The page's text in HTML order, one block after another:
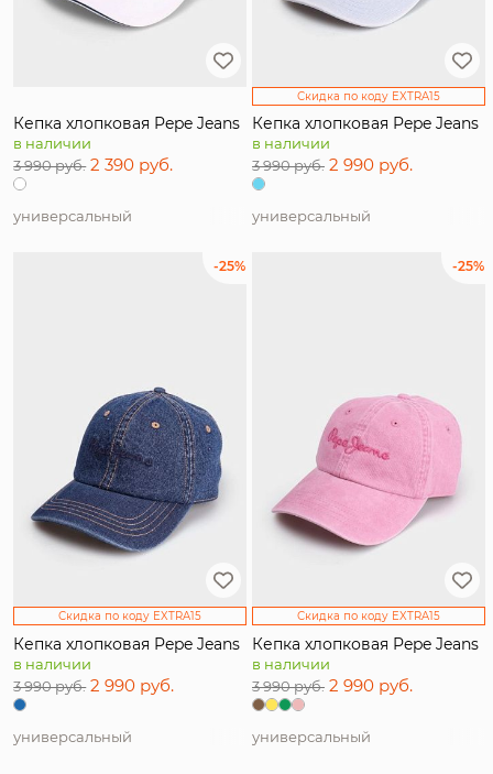
Кепка хлопковая Pepe Jeans
в наличии
3 990 руб. 2 390 руб.
универсальный
Скидка по коду EXTRA15
Кепка хлопковая Pepe Jeans
в наличии
3 990 руб. 2 990 руб.
универсальный
-25%
Скидка по коду EXTRA15
Кепка хлопковая Pepe Jeans
в наличии
3 990 руб. 2 990 руб.
универсальный
-25%
Скидка по коду EXTRA15
Кепка хлопковая Pepe Jeans
в наличии
3 990 руб. 2 990 руб.
универсальный